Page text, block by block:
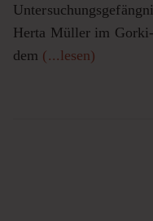
Herta Müller im
dem (...lesen)